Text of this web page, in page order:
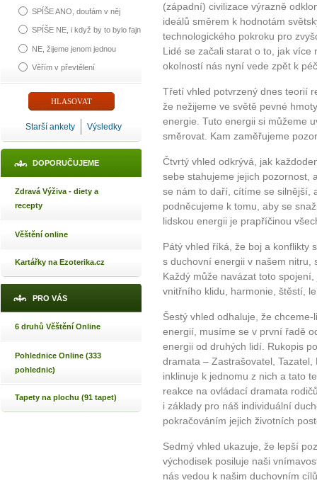
SPÍŠE ANO, doufám v něj
SPÍŠE NE, i když by to bylo fajn
NE, žijeme jenom jednou
Věřím v převtělení
Starší ankety Výsledky
DOPORUČUJEME
Zdravá Výživa - diety a
recepty
Věštění online
Kartářky na Ezoterika.cz
PRO VÁS
6 druhů Věštění Online
Pohlednice Online (333
pohlednic)
Tapety na plochu (91 tapet)
(západní) civilizace výrazně
ideálů směrem k hodnotám
technologického pokroku pro
Lidé se začali starat o to, jak
okolností nás nyní vede zpět k
Třetí vhled potvrzený dnes teorií
že nežijeme ve světě pevné
energie. Tuto energii si můžeme
směrovat. Kam zaměřujeme
Čtvrtý vhled odkrývá, jak
sebe stahujeme jejich pozornost,
se nám to daří, cítíme se silnější,
podněcujeme k tomu, aby se
lidskou energii je prapříčinou
Pátý vhled říká, že boj a konflikty
s duchovní energii v našem nitru,
Každý může navázat toto
vnitřního klidu, harmonie, štěstí,
Šestý vhled odhaluje, že
energií, musíme se v první řadě
energii od druhých lidí. Rukopis
dramata – Zastrašovatel,
inklinuje k jednomu z nich a tato
reakce na ovládací dramata
i základy pro náš individuální
pokračováním jejich životních
Sedmý vhled ukazuje, že lepší
východisek posiluje naši
nás vedou k našim duchovním